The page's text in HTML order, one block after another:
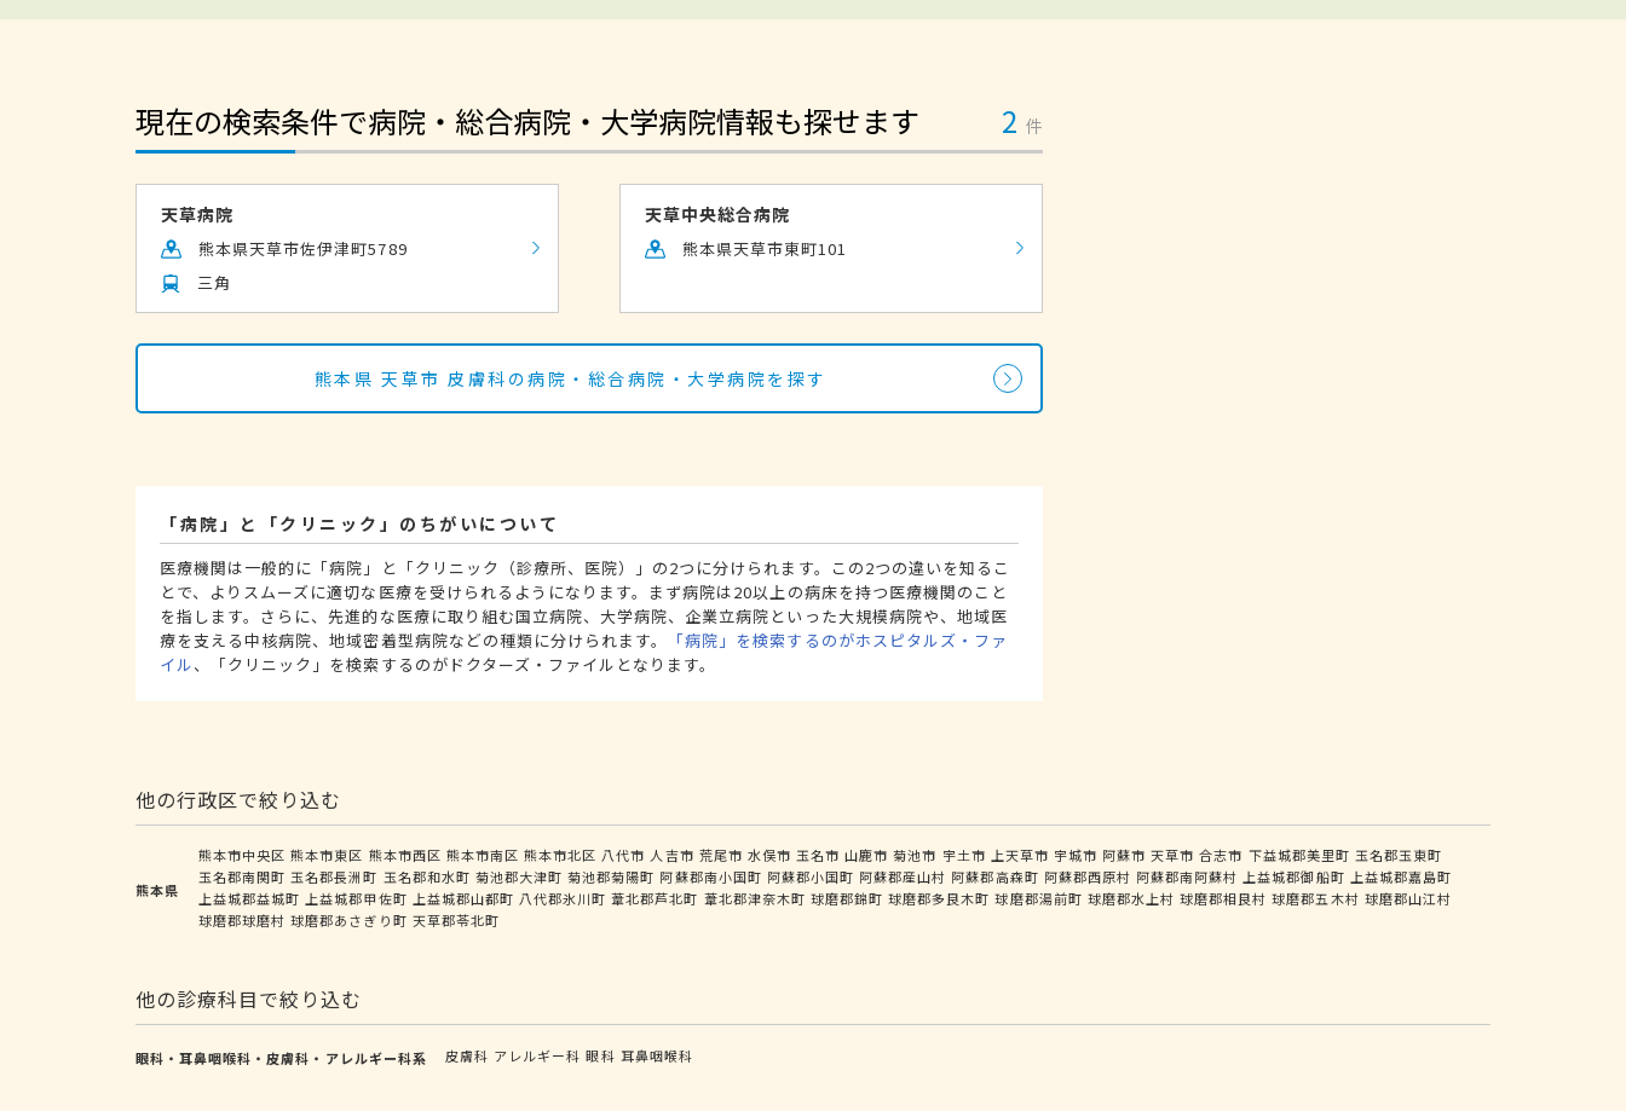
現在の検索条件で病院・総合病院・大学病院情報も探せます 2 件
天草病院
熊本県天草市佐伊津町5789
三角
天草中央総合病院
熊本県天草市東町101
熊本県 天草市 皮膚科の病院・総合病院・大学病院を探す
「病院」と「クリニック」のちがいについて
医療機関は一般的に「病院」と「クリニック（診療所、医院）」の2つに分けられます。この2つの違いを知るこ
とで、よりスムーズに適切な医療を受けられるようになります。まず病院は20以上の病床を持つ医療機関のこと
を指します。さらに、先進的な医療に取り組む国立病院、大学病院、企業立病院といった大規模病院や、地域医
療を支える中核病院、地域密着型病院などの種類に分けられます。
「病院」を検索するのがホスピタルズ・ファ
イル、「クリニック」を検索するのがドクターズ・ファイルとなります。
他の行政区で絞り込む
熊本県
熊本市中央区 熊本市東区 熊本市西区 熊本市南区 熊本市北区 八代市 人吉市 荒尾市 水俣市 玉名市 山鹿市 菊池市 宇土市 上天草市 宇城市 阿蘇市 天草市 合志市 下益城郡美里町 玉名郡玉東町
玉名郡南関町 玉名郡長洲町 玉名郡和水町 菊池郡大津町 菊池郡菊陽町 阿蘇郡南小国町 阿蘇郡小国町 阿蘇郡産山村 阿蘇郡高森町 阿蘇郡西原村 阿蘇郡南阿蘇村 上益城郡御船町 上益城郡嘉島町
上益城郡益城町 上益城郡甲佐町 上益城郡山都町 八代郡氷川町 葦北郡芦北町 葦北郡津奈木町 球磨郡錦町 球磨郡多良木町 球磨郡湯前町 球磨郡水上村 球磨郡相良村 球磨郡五木村 球磨郡山江村
球磨郡球磨村 球磨郡あさぎり町 天草郡苓北町
他の診療科目で絞り込む
眼科・耳鼻咽喉科・皮膚科・アレルギー科系 皮膚科 アレルギー科 眼科 耳鼻咽喉科